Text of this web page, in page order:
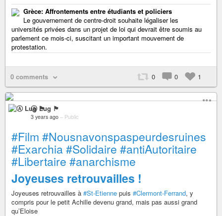
Grèce: Affrontements entre étudiants et policiers
Le gouvernement de centre-droit souhaite légaliser les
universités privées dans un projet de loi qui devrait être soumis au
parlement ce mois-ci, suscitant un important mouvement de
protestation.
0 comments 0 0 1
Ⓐ Lug 🏴
3 years ago – Public
#Film #Nousnavonspaspeurdesruines
#Exarchia#Solidaire #antiAutoritaire
#Libertaire #anarchisme
Joyeuses retrouvailles !
Joyeuses retrouvailles à #St-Etienne puis #Clermont-Ferrand, y
compris pour le petit Achille devenu grand, mais pas aussi grand
qu’Eloise